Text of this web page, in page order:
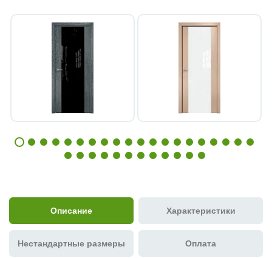
Описание Характеристики
Нестандартные размеры Оплата